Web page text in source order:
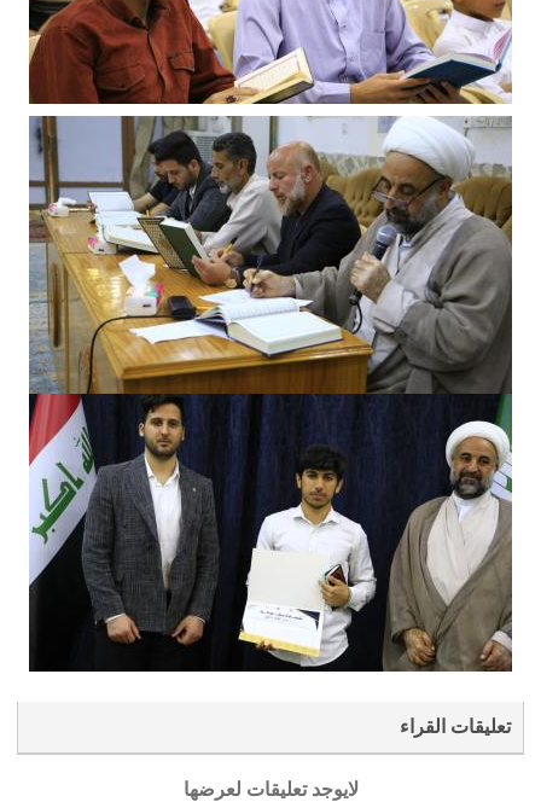
تعليقات القراء
لايوجد تعليقات لعرضها